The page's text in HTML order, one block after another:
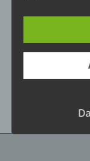
19×8 ET40
425,00€ *
wird